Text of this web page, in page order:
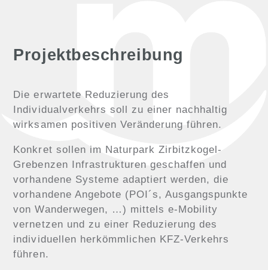
Projektbeschreibung
Die erwartete Reduzierung des
Individualverkehrs soll zu einer nachhaltig
wirksamen positiven Veränderung führen.
Konkret sollen im Naturpark Zirbitzkogel-
Grebenzen Infrastrukturen geschaffen und
vorhandene Systeme adaptiert werden, die
vorhandene Angebote (POI´s, Ausgangspunkte
von Wanderwegen, …) mittels e-Mobility
vernetzen und zu einer Reduzierung des
individuellen herkömmlichen KFZ-Verkehrs
führen.